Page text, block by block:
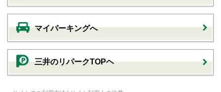
マイパーキングへ
三井のリパークTOPヘ